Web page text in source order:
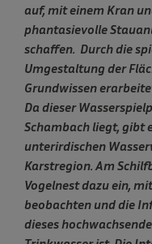
auf, mit einem Kran
phantasievolle
schaffen. Durch die
Umgestaltung der
Grundwissen
Da dieser
Schambach liegt, gibt
unterirdischen
Karstregion. Am
Vogelnest dazu ein,
beobachten und die
dieses